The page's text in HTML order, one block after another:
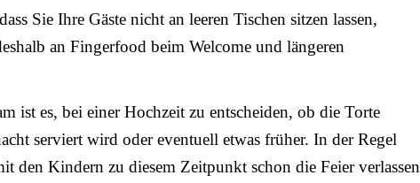
Sie Ihre Gäste nicht an leeren Tischen sitzen lassen,
an Fingerfood beim Welcome und längeren
ist es, bei einer Hochzeit zu entscheiden, ob die Torte
serviert wird oder eventuell etwas früher. In der Regel
den Kindern zu diesem Zeitpunkt schon die Feier verlassen